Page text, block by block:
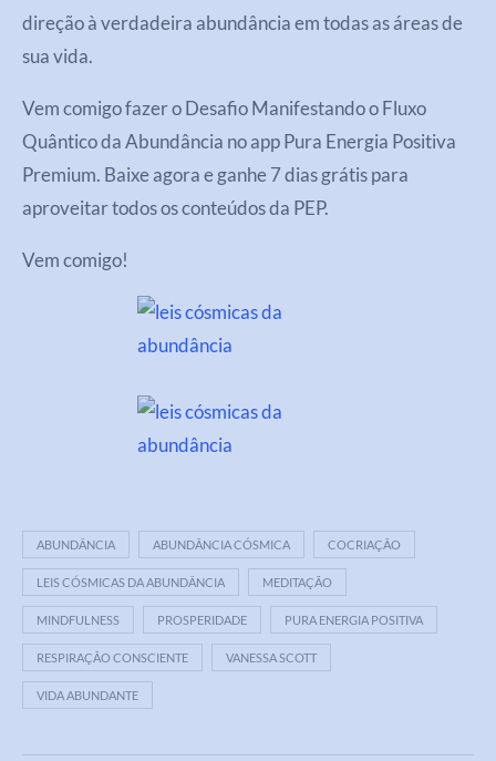
direção à verdadeira abundância em todas as áreas de
sua vida.
Vem comigo fazer o Desafio Manifestando o Fluxo
Quântico da Abundância no app Pura Energia Positiva
Premium. Baixe agora e ganhe 7 dias grátis para
aproveitar todos os conteúdos da PEP.
Vem comigo!
ABUNDÂNCIA ABUNDÂNCIA CÓSMICA COCRIAÇÃO
LEIS CÓSMICAS DA ABUNDÂNCIA MEDITAÇÃO
MINDFULNESS PROSPERIDADE PURA ENERGIA POSITIVA
RESPIRAÇÃO CONSCIENTE VANESSA SCOTT
VIDA ABUNDANTE